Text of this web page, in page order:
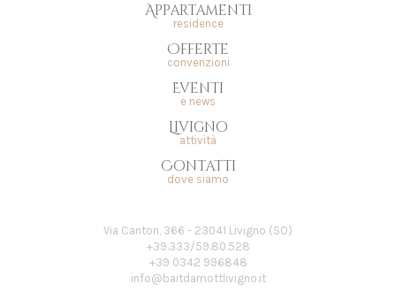
Appartamenti
residence
Offerte
convenzioni
Eventi
e news
Livigno
attività
Contatti
dove siamo
Via Canton, 366 - 23041 Livigno (SO)
+39.333/59.80.528
+39 0342 996848
info@baitdamottlivigno.it